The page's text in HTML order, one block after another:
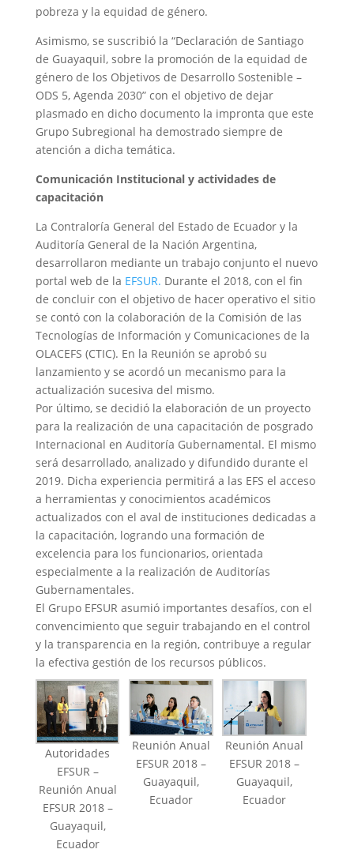
pobreza y la equidad de género.
Asimismo, se suscribió la “Declaración de Santiago
de Guayaquil, sobre la promoción de la equidad de
género de los Objetivos de Desarrollo Sostenible –
ODS 5, Agenda 2030” con el objetivo de dejar
plasmado en dicho documento la impronta que este
Grupo Subregional ha demostrado siempre de
atención a dicha temática.
Comunicación Institucional y actividades de
capacitación
La Contraloría General del Estado de Ecuador y la
Auditoría General de la Nación Argentina,
desarrollaron mediante un trabajo conjunto el nuevo
portal web de la EFSUR. Durante el 2018, con el fin
de concluir con el objetivo de hacer operativo el sitio
se contó con la colaboración de la Comisión de las
Tecnologías de Información y Comunicaciones de la
OLACEFS (CTIC). En la Reunión se aprobó su
lanzamiento y se acordó un mecanismo para la
actualización sucesiva del mismo.
Por último, se decidió la elaboración de un proyecto
para la realización de una capacitación de posgrado
Internacional en Auditoría Gubernamental. El mismo
será desarrollado, analizado y difundido durante el
2019. Dicha experiencia permitirá a las EFS el acceso
a herramientas y conocimientos académicos
actualizados con el aval de instituciones dedicadas a
la capacitación, logrando una formación de
excelencia para los funcionarios, orientada
especialmente a la realización de Auditorías
Gubernamentales.
El Grupo EFSUR asumió importantes desafíos, con el
convencimiento que seguir trabajando en el control
y la transparencia en la región, contribuye a regular
la efectiva gestión de los recursos públicos.
Autoridades
EFSUR –
Reunión Anual
EFSUR 2018 –
Guayaquil,
Ecuador
Reunión Anual
EFSUR 2018 –
Guayaquil,
Ecuador
Reunión Anual
EFSUR 2018 –
Guayaquil,
Ecuador